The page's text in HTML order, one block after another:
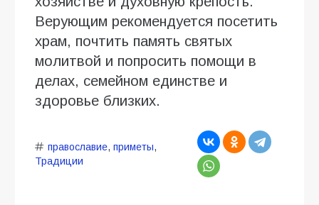
Верующим рекомендуется посетить
храм, почтить память святых
молитвой и попросить помощи в
делах, семейном единстве и
здоровье близких.
православие, приметы,
Традиции